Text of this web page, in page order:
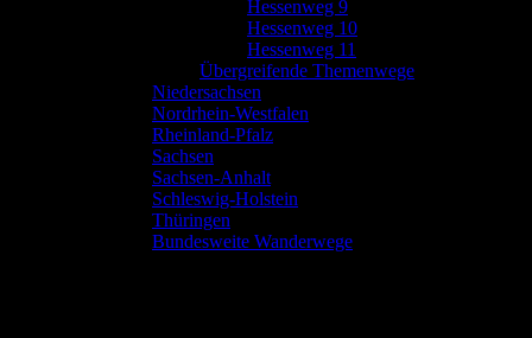
Hessenweg 9
Hessenweg 10
Hessenweg 11
Übergreifende Themenwege
Niedersachsen
Nordrhein-Westfalen
Rheinland-Pfalz
Sachsen
Sachsen-Anhalt
Schleswig-Holstein
Thüringen
Bundesweite Wanderwege